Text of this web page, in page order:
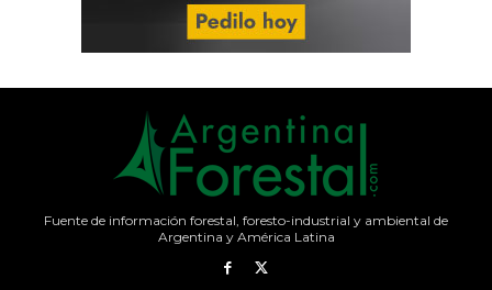
Fuente de información forestal, foresto-industrial y ambiental de
Argentina y América Latina